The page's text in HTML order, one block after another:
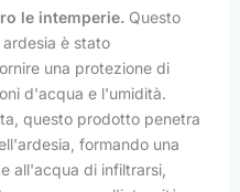
le intemperie. Questo
è stato
una protezione di
d'acqua e l'umidità.
questo prodotto penetra
formando una
all'acqua di infiltrarsi,